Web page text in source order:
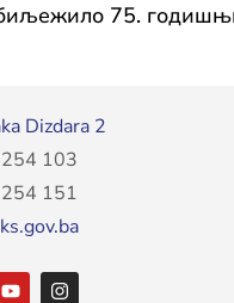
Dizdara 2
103
151